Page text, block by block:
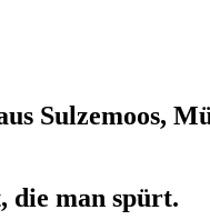
Sulzemoos,
die man spürt.